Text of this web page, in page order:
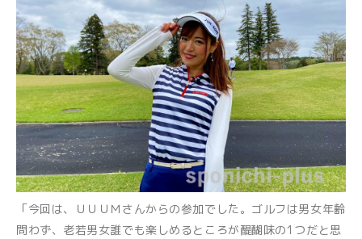
「今回は、ＵＵＵＭさんからの参加でした。ゴルフは男女年齢
問わず、老若男女誰でも楽しめるところが醍醐味の1つだと思